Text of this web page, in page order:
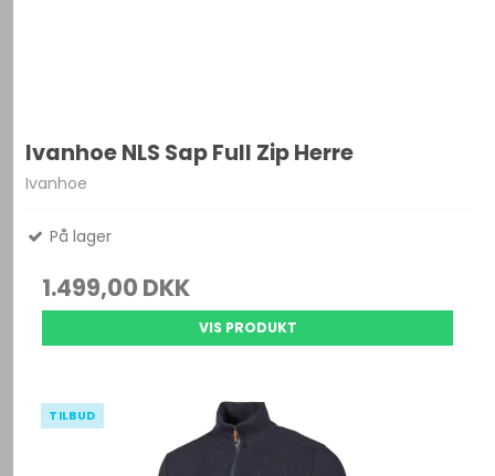
Ivanhoe NLS Sap Full Zip Herre
Ivanhoe
På lager
1.499,00 DKK
VIS PRODUKT
TILBUD